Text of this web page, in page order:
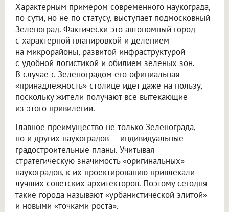
Характерным примером современного наукограда,
по сути, но не по статусу, выступает подмосковный
Зеленоград. Фактически это автономный город
с характерной планировкой и делением
на микрорайоны, развитой инфраструктурой
с удобной логистикой и обилием зеленых зон.
В случае с Зеленоградом его официальная
«принадлежность» столице идет даже на пользу,
поскольку жители получают все вытекающие
из этого привилегии.
Главное преимущество не только Зеленограда,
но и других наукоградов — индивидуальные
градостроительные планы. Учитывая
стратегическую значимость «оригинальных»
наукоградов, к их проектированию привлекали
лучших советских архитекторов. Поэтому сегодня
такие города называют «урбанистической элитой»
и новыми «точками роста».